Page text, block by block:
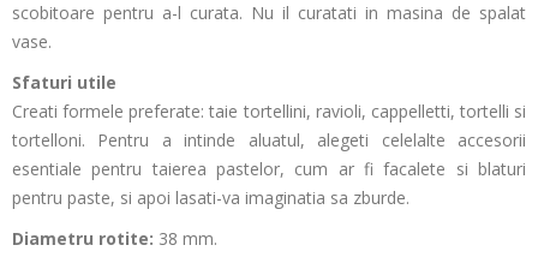
scobitoare pentru a-l curata. Nu il curatati in masina de spalat
vase.
Sfaturi utile
Creati formele preferate: taie tortellini, ravioli, cappelletti, tortelli si
tortelloni. Pentru a intinde aluatul, alegeti celelalte accesorii
esentiale pentru taierea pastelor, cum ar fi facalete si blaturi
pentru paste, si apoi lasati-va imaginatia sa zburde.
Diametru rotite: 38 mm.